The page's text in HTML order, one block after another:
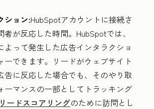
ション:HubSpotアカウントに接続さ
者が反応した時間。HubSpotでは、
よって発生した広告インタラクショ
ーできます。リードがウェブサイト
告に反応した場合でも、そのやり取
ーマンスの一部としてトラッキング
リードスコアリングのために訪問とし